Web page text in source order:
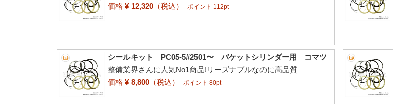
価格 ¥ 12,320 （税込） ポイント 112pt
シールキット PC05-5#2501〜 バケットシリンダー用 コマツ
整備業界さんに人気No1商品!リーズナブルなのに高品質
価格 ¥ 8,800 （税込） ポイント 80pt